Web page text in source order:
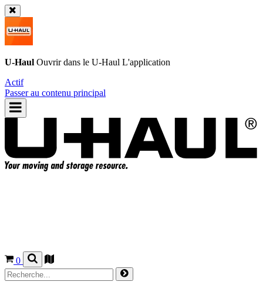
U-Haul Ouvrir dans le U-Haul L'application
Actif
Passer au contenu principal
0